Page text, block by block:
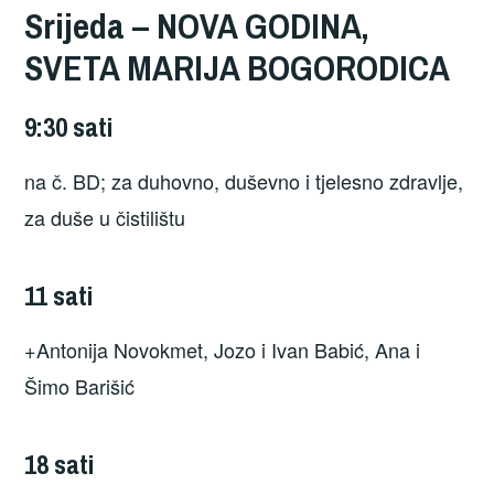
Srijeda – NOVA GODINA,
SVETA MARIJA BOGORODICA
9:30 sati
na č. BD; za duhovno, duševno i tjelesno zdravlje,
za duše u čistilištu
11 sati
+Antonija Novokmet, Jozo i Ivan Babić, Ana i
Šimo Barišić
18 sati